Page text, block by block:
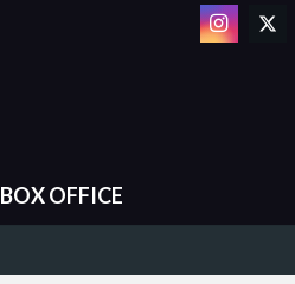
BOX OFFICE